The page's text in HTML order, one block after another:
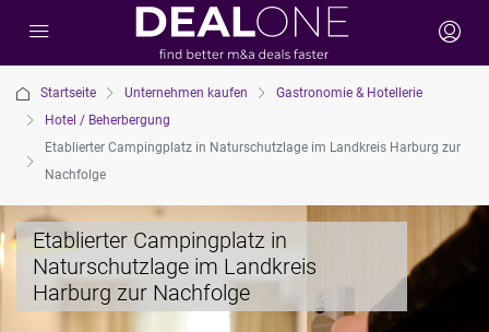
Startseite Unternehmen kaufen
Gastronomie & Hotellerie
Hotel / Beherbergung
Etablierter Campingplatz in Naturschutzlage im Landkreis Harburg zur
Nachfolge
Etablierter Campingplatz in
Naturschutzlage im Landkreis
Harburg zur Nachfolge